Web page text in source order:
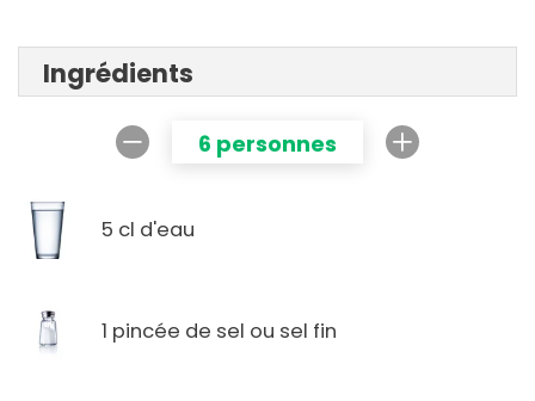
Ingrédients
6 personnes
5 cl d'eau
1 pincée de sel ou sel fin